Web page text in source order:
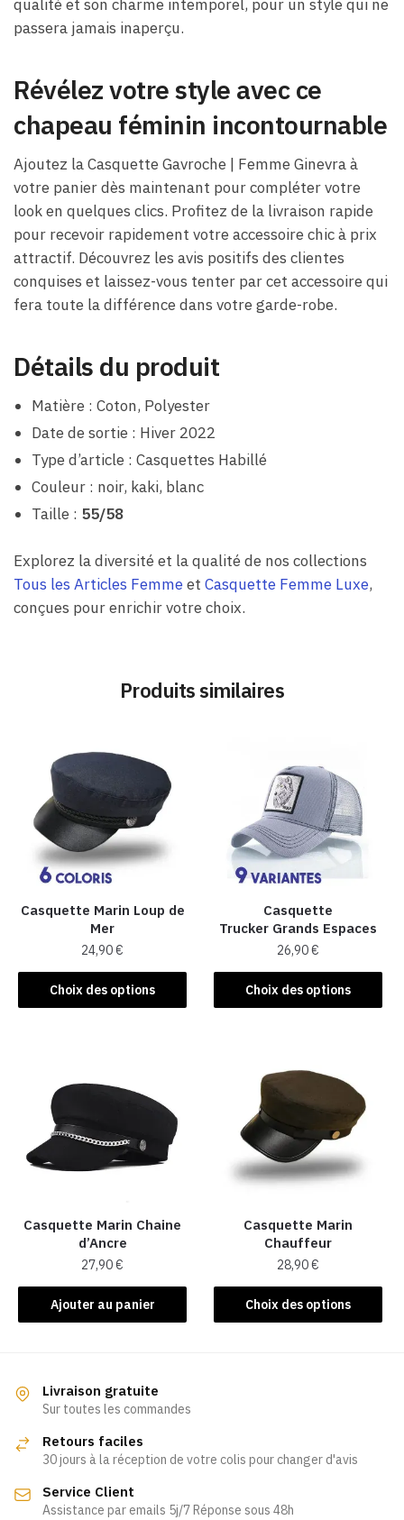
qualité et son charme intemporel, pour un style qui ne
passera jamais inaperçu.
Révélez votre style avec ce
chapeau féminin incontournable
Ajoutez la Casquette Gavroche | Femme Ginevra à
votre panier dès maintenant pour compléter votre
look en quelques clics. Profitez de la livraison rapide
pour recevoir rapidement votre accessoire chic à prix
attractif. Découvrez les avis positifs des clientes
conquises et laissez-vous tenter par cet accessoire qui
fera toute la différence dans votre garde-robe.
Détails du produit
Matière : Coton, Polyester
Date de sortie : Hiver 2022
Type d’article : Casquettes Habillé
Couleur : noir, kaki, blanc
Taille : 55/58
Explorez la diversité et la qualité de nos collections
Tous les Articles Femmeet Casquette Femme Luxe,
conçues pour enrichir votre choix.
Produits similaires
Casquette Marin Loup de
Mer
24,90€
Choix des options
Ce
produit
Les
peuvent
être
la
page
du
produit
Casquette
Trucker Grands Espaces
26,90€
Choix des options
Ce
produit
variations.
options
peuvent
être
choisies
la
page
du
produit
Casquette Marin Chaine
d’Ancre
27,90€
Ajouter au panier
Casquette Marin
Chauffeur
28,90€
Choix des options
Ce
produit
peuvent
être
Livraison gratuite
Sur toutes les commandes
Retours faciles
30 jours à la réception de votre colis pour changer d'avis
Service Client
Assistance par emails 5j/7 Réponse sous 48h